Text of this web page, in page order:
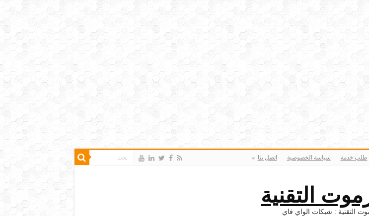
طلب خدمة سياسة الخصوصية اتصل بنا
التقنية
التقنية : شبكات الواي فاي